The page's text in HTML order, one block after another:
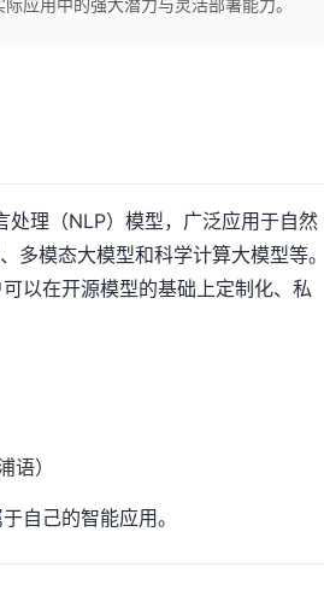
应用中的强大潜力与灵活部署能力。
理（NLP）模型，广泛应用于自然
多模态大模型和科学计算大模型等。
以在开源模型的基础上定制化、私
语）
自己的智能应用。